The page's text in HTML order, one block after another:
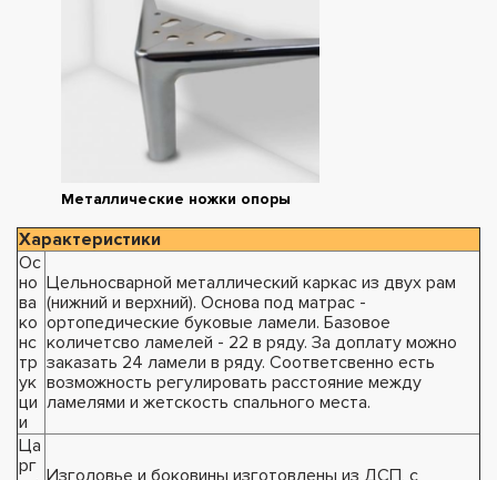
Металлические ножки опоры
Характеристики
Ос
но
ва
ко
нс
тр
ук
ци
и
Цельносварной металлический каркас из двух рам
(нижний и верхний). Основа под матрас -
ортопедические буковые ламели. Базовое
количетсво ламелей - 22 в ряду. За доплату можно
заказать 24 ламели в ряду. Соответсвенно есть
возможность регулировать расстояние между
ламелями и жетскость спального места.
Ца
рг Изголовье и боковины изготовлены из ДСП, с